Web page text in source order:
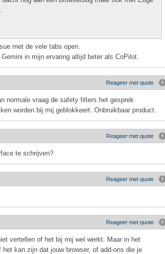
met de vele tabs open.
in mijn ervaring altijd beter als CoPilot.
Reageer met quote
normale vraag de safety filters het gesprek
worden bij mij geblokkeert. Onbruikbaar product.
Reageer met quote
te schrijven?
Reageer met quote
Reageer met quote
vertellen of het bij mij wel werkt. Maar in het
kan zijn dat jouw browser, of add-ons die je